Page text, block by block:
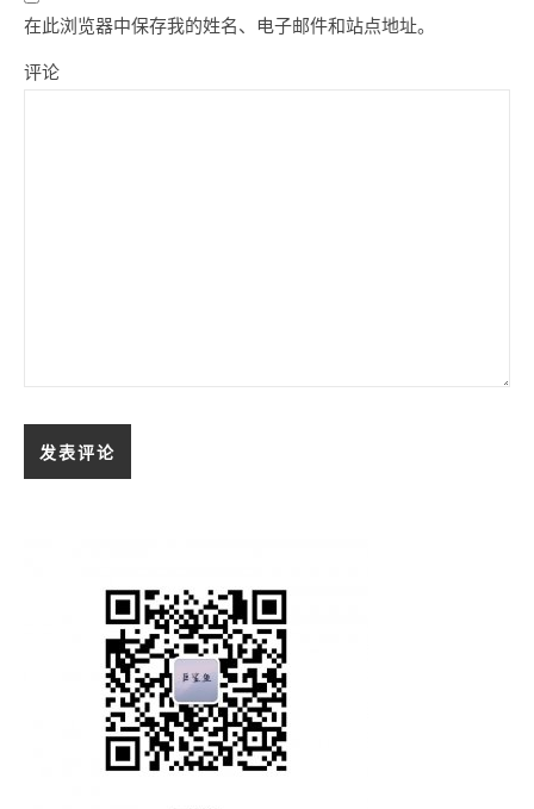
在此浏览器中保存我的姓名、电子邮件和站点地址。
评论